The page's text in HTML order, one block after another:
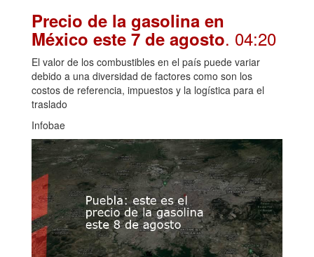
Precio de la gasolina en
México este 7 de agosto. 04:20
El valor de los combustibles en el país puede variar
debido a una diversidad de factores como son los
costos de referencia, impuestos y la logística para el
traslado
Infobae